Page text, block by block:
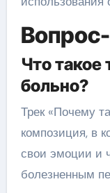
Что такое
больно?
Трек «Почему
композиция, в
свои эмоции и
болезненным